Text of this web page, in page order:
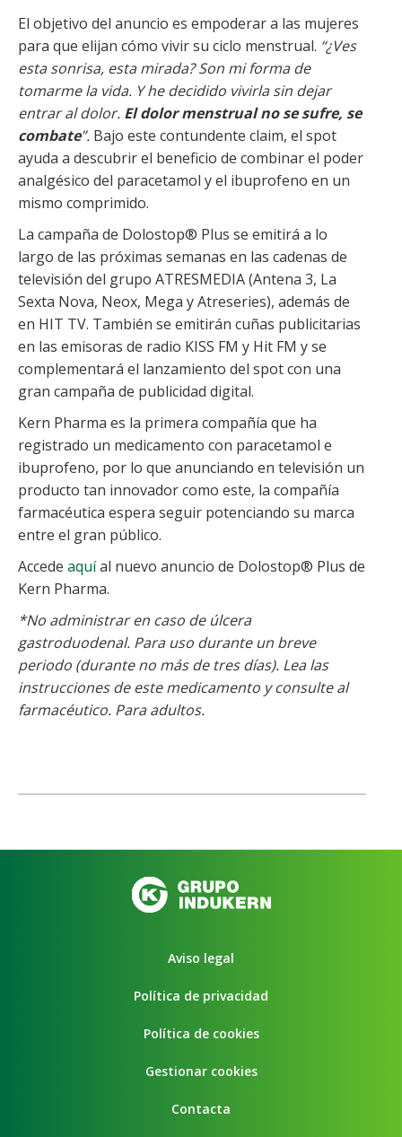
El objetivo del anuncio es empoderar a las mujeres
para que elijan cómo vivir su ciclo menstrual. “¿Ves
esta sonrisa, esta mirada? Son mi forma de
tomarme la vida. Y he decidido vivirla sin dejar
entrar al dolor. El dolor menstrual no se sufre, se
combate”. Bajo este contundente claim, el spot
ayuda a descubrir el beneficio de combinar el poder
analgésico del paracetamol y el ibuprofeno en un
mismo comprimido.
La campaña de Dolostop® Plus se emitirá a lo
largo de las próximas semanas en las cadenas de
televisión del grupo ATRESMEDIA (Antena 3, La
Sexta Nova, Neox, Mega y Atreseries), además de
en HIT TV. También se emitirán cuñas publicitarias
en las emisoras de radio KISS FM y Hit FM y se
complementará el lanzamiento del spot con una
gran campaña de publicidad digital.
Kern Pharma es la primera compañía que ha
registrado un medicamento con paracetamol e
ibuprofeno, por lo que anunciando en televisión un
producto tan innovador como este, la compañía
farmacéutica espera seguir potenciando su marca
entre el gran público.
Accede aquíal nuevo anuncio de Dolostop® Plus de
Kern Pharma.
*No administrar en caso de úlcera
gastroduodenal. Para uso durante un breve
periodo (durante no más de tres días). Lea las
instrucciones de este medicamento y consulte al
farmacéutico. Para adultos.
Aviso legal
Política de privacidad
Política de cookies
Gestionar cookies
Contacta